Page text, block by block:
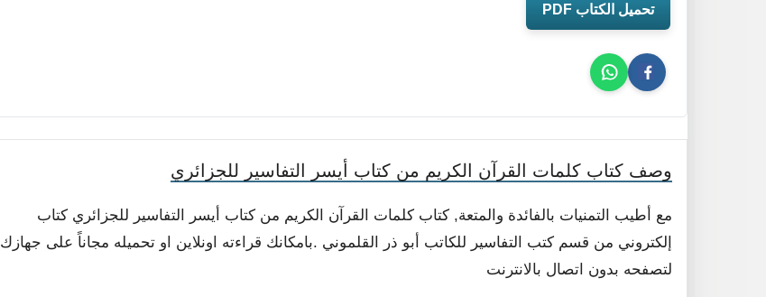
تحميل الكتاب PDF
وصف كتاب كلمات القرآن الكريم من كتاب أيسر التفاسير للجزائري
مع أطيب التمنيات بالفائدة والمتعة, كتاب كلمات القرآن الكريم من كتاب أيسر التفاسير للجزائري كتاب
إلكتروني من قسم كتب التفاسير للكاتب أبو ذر القلموني .بامكانك قراءته اونلاين او تحميله مجاناً على جهازك
لتصفحه بدون اتصال بالانترنت